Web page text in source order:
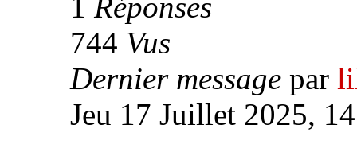
744 Vus
Dernier message par
Jeu 17 Juillet 2025,